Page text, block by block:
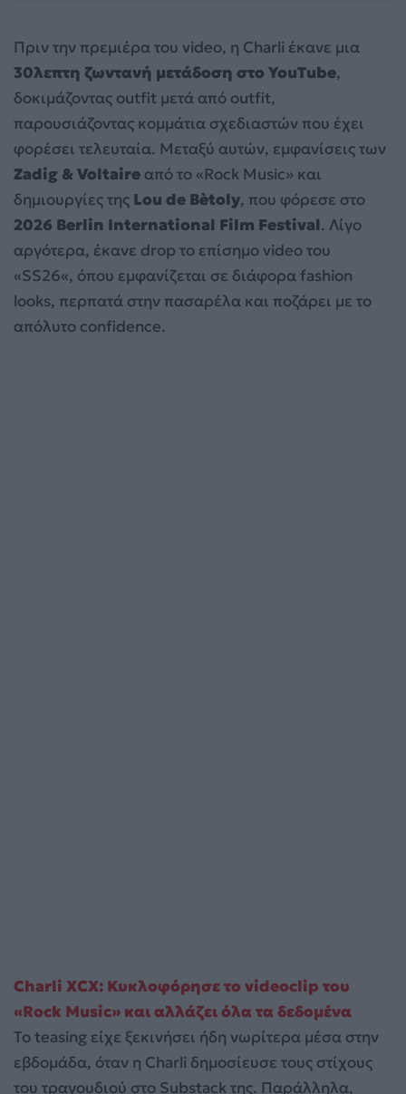
Πριν την πρεμιέρα του video, η Charli έκανε μια
30λεπτη ζωντανή μετάδοση στο YouTube,
δοκιμάζοντας outfit μετά από outfit,
παρουσιάζοντας κομμάτια σχεδιαστών που έχει
φορέσει τελευταία. Μεταξύ αυτών, εμφανίσεις των
Zadig & Voltaire από το «Rock Music» και
δημιουργίες της Lou de Bètoly, που φόρεσε στο
2026 Berlin International Film Festival. Λίγο
αργότερα, έκανε drop το επίσημο video του
«SS26«, όπου εμφανίζεται σε διάφορα fashion
looks, περπατά στην πασαρέλα και ποζάρει με το
απόλυτο confidence.
Charli XCX: Κυκλοφόρησε το videoclip του
«Rock Music» και αλλάζει όλα τα δεδομένα
Το teasing είχε ξεκινήσει ήδη νωρίτερα μέσα στην
εβδομάδα, όταν η Charli δημοσίευσε τους στίχους
του τραγουδιού στο Substack της. Παράλληλα,